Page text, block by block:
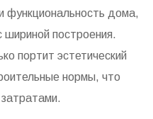
функциональность дома,
шириной построения.
портит эстетический
нормы, что